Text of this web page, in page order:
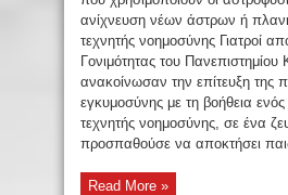
ανίχνευση νέων άστρων ή
τεχνητής νοημοσύνης Γιατροί
Γονιμότητας του Πανεπιστημίου
ανακοίνωσαν την επίτευξη της
εγκυμοσύνης με τη βοήθεια
τεχνητής νοημοσύνης, σε ένα
προσπαθούσε να αποκτήσει
Read More »